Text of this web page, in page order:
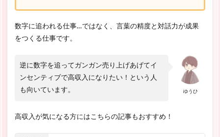
数字に追われる仕事…ではなく、言葉の精度と対話力が成果
をつくる仕事です。
ゆうひ
逆に数字を追ってガンガン売り上げあげてイ
ンセンティブで高収入になりたい！という人
も向いています。
高収入が気になる方にはこちらの記事もおすすめ！